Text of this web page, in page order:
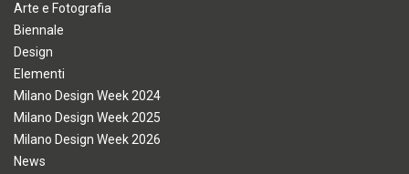
Arte e Fotografia
Biennale
Design
Elementi
Milano Design Week 2024
Milano Design Week 2025
Milano Design Week 2026
News